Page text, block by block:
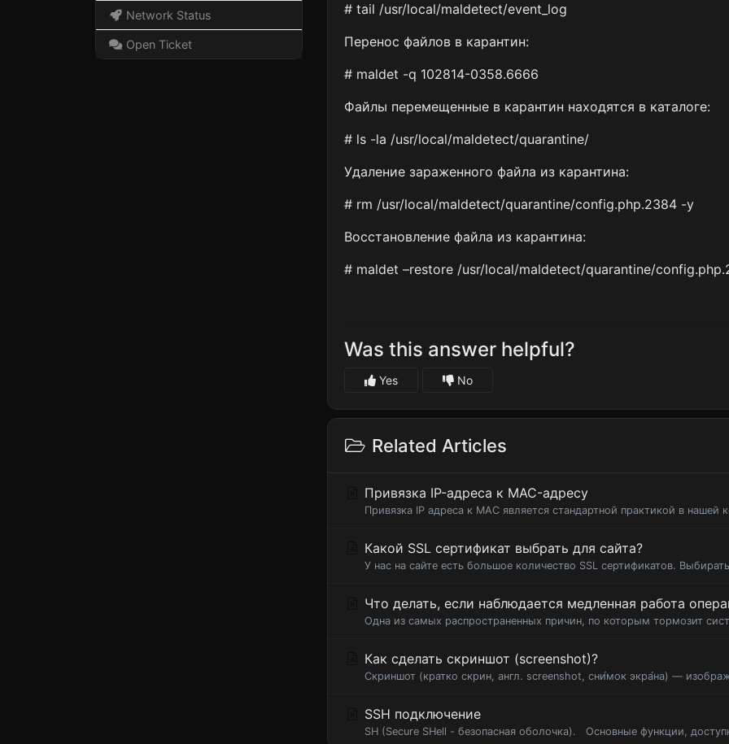
Network Status
Open Ticket
# tail /usr/local/maldetect/event_log
Перенос файлов в карантин:
# maldet -q 102814-0358.6666
Файлы перемещенные в карантин находятся в каталоге:
# ls -la /usr/local/maldetect/quarantine/
Удаление зараженного файла из карантина:
# rm /usr/local/maldetect/quarantine/config.php.2384 -y
Восстановление файла из карантина:
# maldet –restore /usr/local/maldetect/quarantine/
Was this answer helpful?
Yes No
Related Articles
Привязка IP-адреса к MAC-адресу
Привязка IP адреса к MAC является стандартной практикой в
Какой SSL сертификат выбрать для сайта?
У нас на сайте есть большое количество SSL сертификатов.
Что делать, если наблюдается медленная работа
Одна из самых распространенных причин, по которым тормозит
Как сделать скриншот (screenshot)?
Скриншот (кратко скрин, англ. screenshot, сни́мок экра́на) —
SSH подключение
SH (Secure SHell - безопасная оболочка). Основные функции,